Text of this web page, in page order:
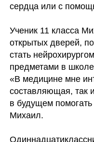
сердца или с
Ученик 11 класса
открытых дверей,
стать
предметами в
«В медицине мне
составляющая, так
в будущем
Михаил.